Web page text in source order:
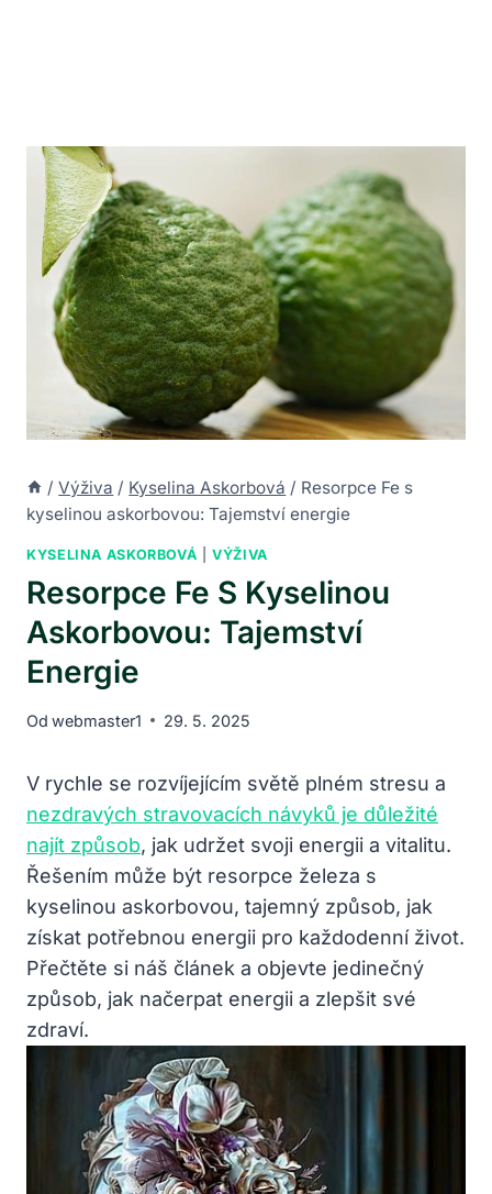
/ Výživa / Kyselina Askorbová / Resorpce Fe s
kyselinou askorbovou: Tajemství energie
KYSELINA ASKORBOVÁ |VÝŽIVA
Resorpce Fe S Kyselinou
Askorbovou: Tajemství
Energie
Od webmaster1 29. 5. 2025
V rychle se rozvíjejícím světě plném stresu a
nezdravých stravovacích návyků je důležité
najít způsob, jak udržet svoji energii a vitalitu.
Řešením může být resorpce železa s
kyselinou askorbovou, tajemný způsob, jak
získat potřebnou energii pro každodenní život.
Přečtěte si náš článek a objevte jedinečný
způsob, jak načerpat energii a zlepšit své
zdraví.